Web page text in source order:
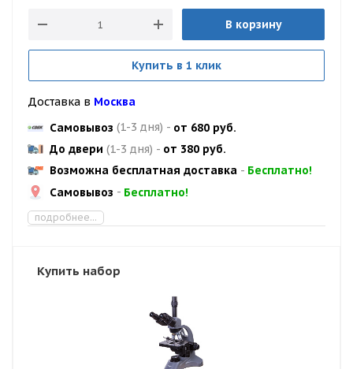
В корзину
Купить в 1 клик
Доставка в Москва
Самовывоз (1-3 дня) - от 680 руб.
До двери (1-3 дня) - от 380 руб.
Возможна бесплатная доставка - Бесплатно!
Самовывоз - Бесплатно!
подробнее...
Купить набор